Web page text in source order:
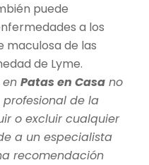
puede
a los
maculosa de las
de Lyme.
Patas en Casa no
de la
o excluir cualquier
a un especialista
recomendación